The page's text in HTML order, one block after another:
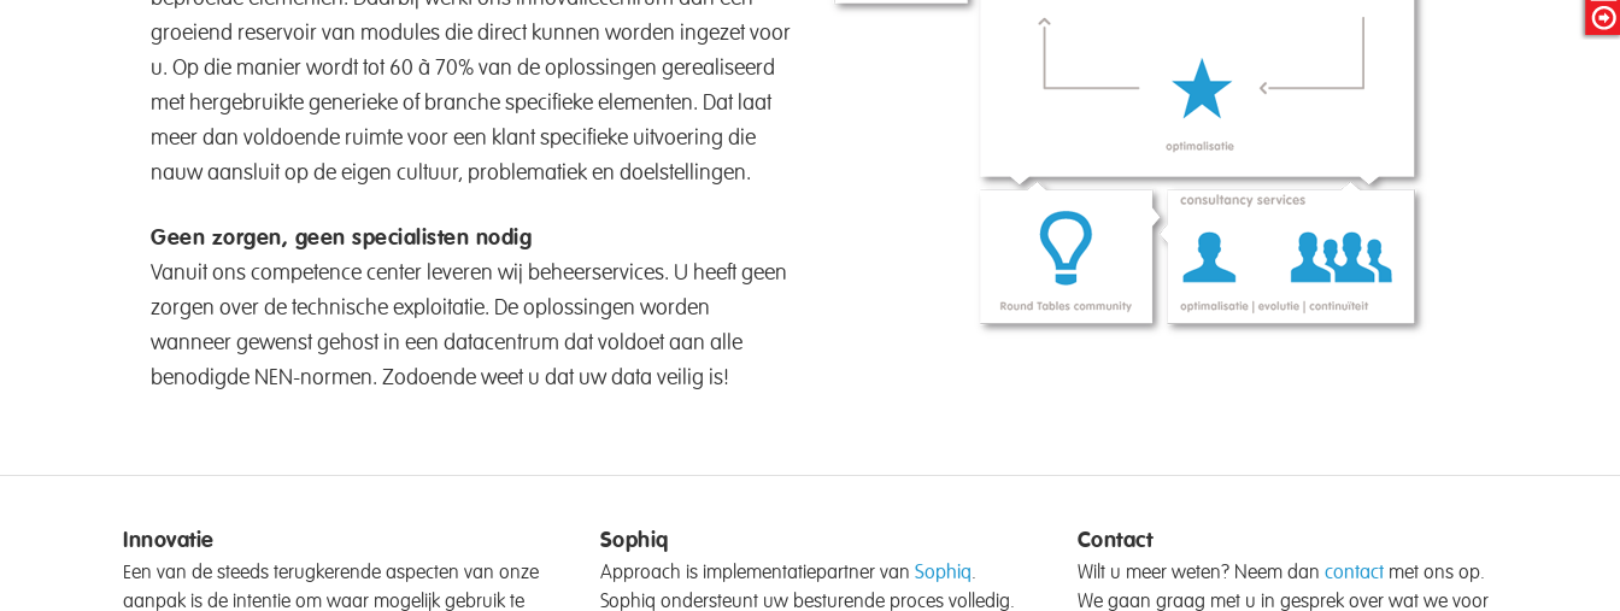
groeiend reservoir van modules die direct kunnen worden ingezet voor
u. Op die manier wordt tot 60 à 70% van de oplossingen gerealiseerd
met hergebruikte generieke of branche specifieke elementen. Dat laat
meer dan voldoende ruimte voor een klant specifieke uitvoering die
nauw aansluit op de eigen cultuur, problematiek en doelstellingen.
Geen zorgen, geen specialisten nodig
Vanuit ons competence center leveren wij beheerservices. U heeft geen
zorgen over de technische exploitatie. De oplossingen worden
wanneer gewenst gehost in een datacentrum dat voldoet aan alle
benodigde NEN-normen. Zodoende weet u dat uw data veilig is!
Innovatie
Een van de steeds terugkerende aspecten van onze
aanpak is de intentie om waar mogelijk gebruik te
Sophiq
Approach is implementatiepartner van Sophiq.
Sophiq ondersteunt uw besturende proces volledig.
Contact
Wilt u meer weten? Neem dan contactmet ons op.
We gaan graag met u in gesprek over wat we voor